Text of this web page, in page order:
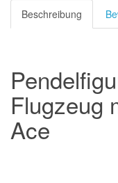
Beschreibung
Flugzeug
Ace